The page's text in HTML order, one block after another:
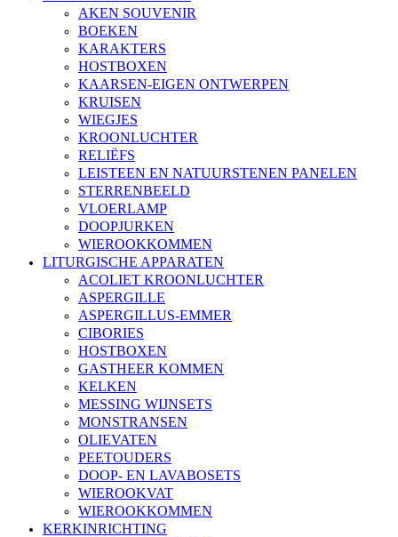
AKEN SOUVENIR
BOEKEN
KARAKTERS
HOSTBOXEN
KAARSEN-EIGEN ONTWERPEN
KRUISEN
WIEGJES
KROONLUCHTER
RELIËFS
LEISTEEN EN NATUURSTENEN PANELEN
STERRENBEELD
VLOERLAMP
DOOPJURKEN
WIEROOKKOMMEN
LITURGISCHE APPARATEN
ACOLIET KROONLUCHTER
ASPERGILLE
ASPERGILLUS-EMMER
CIBORIES
HOSTBOXEN
GASTHEER KOMMEN
KELKEN
MESSING WIJNSETS
MONSTRANSEN
OLIEVATEN
PEETOUDERS
DOOP- EN LAVABOSETS
WIEROOKVAT
WIEROOKKOMMEN
KERKINRICHTING